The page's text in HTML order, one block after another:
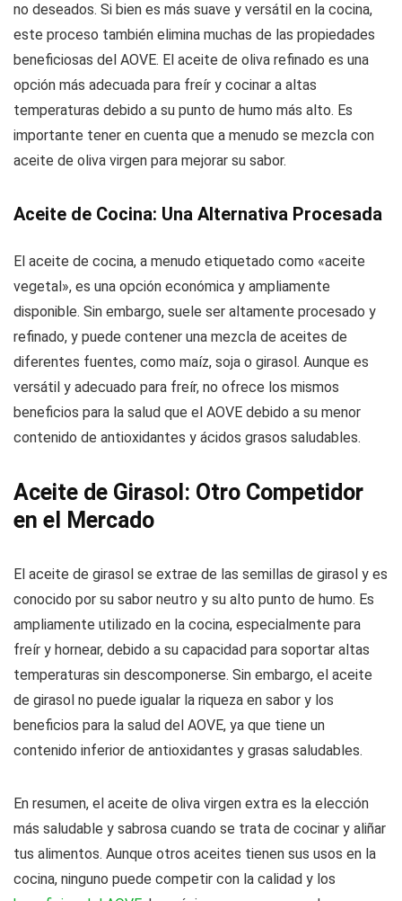
no deseados. Si bien es más suave y versátil en la cocina,
este proceso también elimina muchas de las propiedades
beneficiosas del AOVE. El aceite de oliva refinado es una
opción más adecuada para freír y cocinar a altas
temperaturas debido a su punto de humo más alto. Es
importante tener en cuenta que a menudo se mezcla con
aceite de oliva virgen para mejorar su sabor.
Aceite de Cocina: Una Alternativa Procesada
El aceite de cocina, a menudo etiquetado como «aceite
vegetal», es una opción económica y ampliamente
disponible. Sin embargo, suele ser altamente procesado y
refinado, y puede contener una mezcla de aceites de
diferentes fuentes, como maíz, soja o girasol. Aunque es
versátil y adecuado para freír, no ofrece los mismos
beneficios para la salud que el AOVE debido a su menor
contenido de antioxidantes y ácidos grasos saludables.
Aceite de Girasol: Otro Competidor
en el Mercado
El aceite de girasol se extrae de las semillas de girasol y es
conocido por su sabor neutro y su alto punto de humo. Es
ampliamente utilizado en la cocina, especialmente para
freír y hornear, debido a su capacidad para soportar altas
temperaturas sin descomponerse. Sin embargo, el aceite
de girasol no puede igualar la riqueza en sabor y los
beneficios para la salud del AOVE, ya que tiene un
contenido inferior de antioxidantes y grasas saludables.
En resumen, el aceite de oliva virgen extra es la elección
más saludable y sabrosa cuando se trata de cocinar y aliñar
tus alimentos. Aunque otros aceites tienen sus usos en la
cocina, ninguno puede competir con la calidad y los